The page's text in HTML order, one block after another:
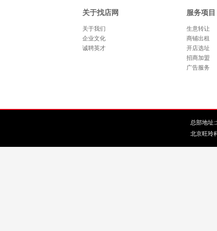
关于找店网
关于我们
企业文化
诚聘英才
服务项目
生意转让
商铺出租
开店选址
招商加盟
广告服务
总部地址:
北京旺玲